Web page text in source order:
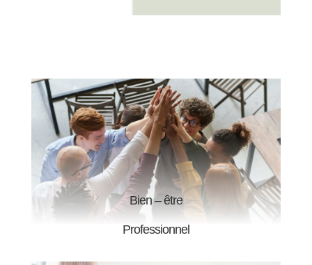
Bien – être
Professionnel